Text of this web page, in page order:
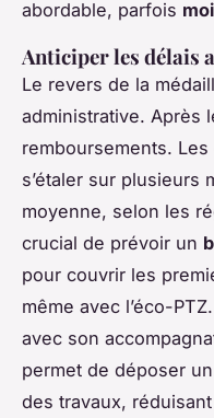
abordable, parfois
Anticiper les délais
Le revers de la
administrative. Après
remboursements.
s’étaler sur plusieurs
moyenne, selon les
crucial de prévoir un
pour couvrir les
même avec l’éco-
avec son
permet de déposer
des travaux,